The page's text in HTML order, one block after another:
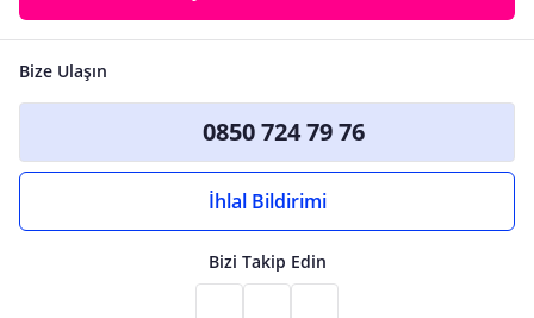
Bize Ulaşın
0850 724 79 76
İhlal Bildirimi
Bizi Takip Edin